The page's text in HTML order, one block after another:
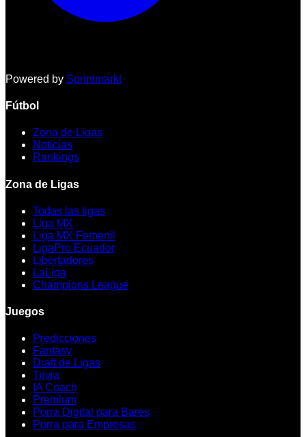
Powered by Sprintmarkt
Fútbol
Zona de Ligas
Noticias
Rankings
Zona de Ligas
Todas las ligas
Liga MX
Liga MX Femenil
LigaPro Ecuador
Libertadores
LaLiga
Champions League
Juegos
Predicciones
Fantasy
Draft de Ligas
Trivia
IA Coach
Premium
Porra Digital para Bares
Porra para Empresas